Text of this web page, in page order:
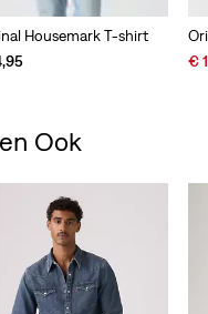
Housemark T-shirt
€
Ook